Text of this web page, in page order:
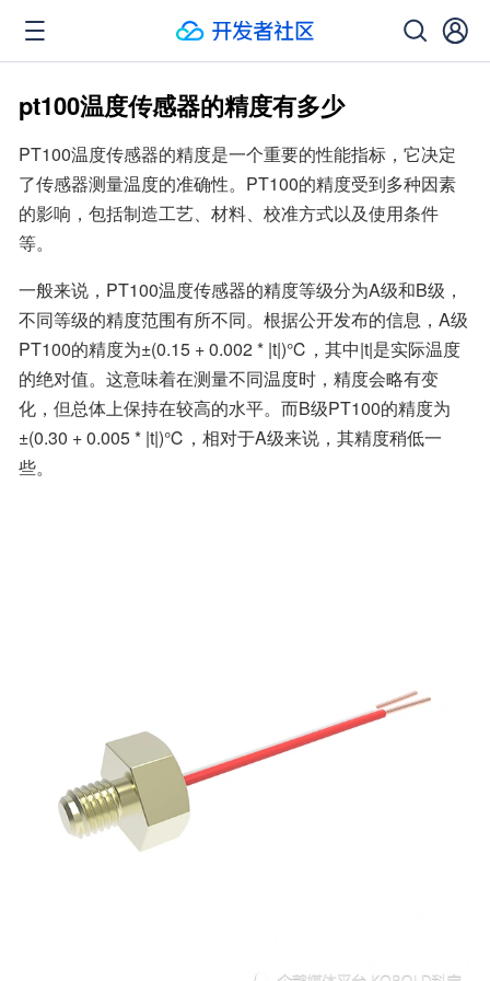
pt100温度传感器的精度有多少
PT100温度传感器的精度是一个重要的性能指标，它决定
了传感器测量温度的准确性。PT100的精度受到多种因素
的影响，包括制造工艺、材料、校准方式以及使用条件
等。
一般来说，PT100温度传感器的精度等级分为A级和B级，
不同等级的精度范围有所不同。根据公开发布的信息，A级
PT100的精度为±(0.15 + 0.002 * |t|)℃，其中|t|是实际温度
的绝对值。这意味着在测量不同温度时，精度会略有变
化，但总体上保持在较高的水平。而B级PT100的精度为
±(0.30 + 0.005 * |t|)℃，相对于A级来说，其精度稍低一
些。